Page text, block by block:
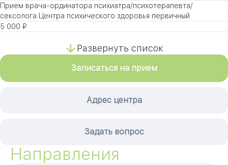
Прием врача-ординатора психиатра/психотерапевта/
сексолога Центра психического здоровья первичный
5 000 ₽
Развернуть список
Записаться на прием
Адрес центра
Задать вопрос
Направления